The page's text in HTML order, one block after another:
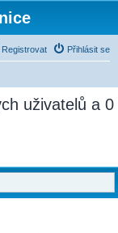
Přihlásit se
Registrovat
uživatelů a 0